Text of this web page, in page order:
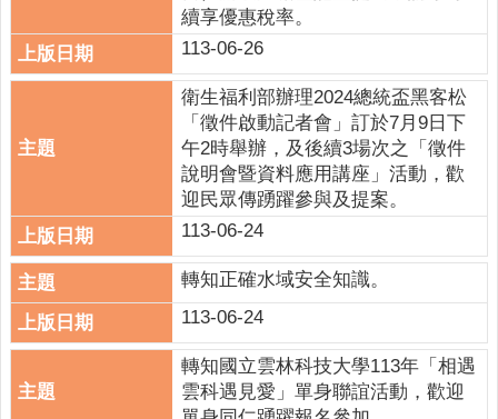
放
宣
續享優惠稅率。
113-06-26
衛生福利部辦理2024總統盃黑客松
「徵件啟動記者會」訂於7月9日下
午2時舉辦，及後續3場次之「徵件
說明會暨資料應用講座」活動，歡
迎民眾傳踴躍參與及提案。
113-06-24
轉知正確水域安全知識。
113-06-24
轉知國立雲林科技大學113年「相遇
雲科遇見愛」單身聯誼活動，歡迎